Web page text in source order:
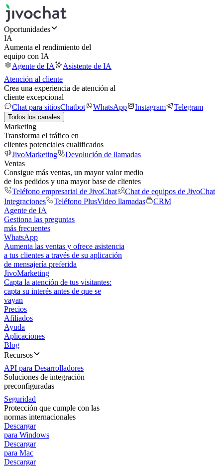
Oportunidades
IA
Aumenta el rendimiento del
equipo con IA
Agente de IA
Asistente de IA
Atención al cliente
Crea una experiencia de atención al
cliente excepcional
Chat para sitiosChatbot WhatsApp Instagram Telegram
Todos los canales
Marketing
Transforma el tráfico en
clientes potenciales cualificados
JivoMarketing
Devolución de llamadas
Ventas
Consigue más ventas, un mayor valor medio
de los pedidos y una mayor base de clientes
Teléfono empresarial de JivoChat
Chat de equipos de JivoChat
Integraciones
Teléfono PlusVideo llamadas
CRM
Agente de IA
Gestiona las preguntas
más frecuentes
WhatsApp
Aumenta las ventas y ofrece asistencia
a tus clientes a través de su aplicación
de mensajería preferida
JivoMarketing
Capta la atención de tus visitantes:
capta su interés antes de que se
vayan
Precios
Afiliados
Ayuda
Aplicaciones
Blog
Recursos
API para Desarrolladores
Soluciones de integración
preconfiguradas
Seguridad
Protección que cumple con las
normas internacionales
Descargar
para Windows
Descargar
para Mac
Descargar